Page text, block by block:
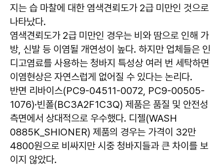
지는 습 마찰에 대한 염색견뢰도가 2급 미만인 것으로
나타났다.
염색견뢰도가 2급 미만인 경우는 비와 땀으로 인해 가
방, 신발 등 이염될 개연성이 높다. 하지만 업체들은 인
디고염료를 사용하는 청바지 특성상 여러 번 세탁하면
이염현상은 자연스럽게 없어질 수 있다는 논리다.
반면 리바이스(PC9-04511-0072, PC9-00505-
1076)·빈폴(BC3A2F1C3Q) 제품은 품질 및 안전성
측면에서 상대적으로 우수했다. 디젤(WASH
0885K_SHIONER) 제품의 경우는 가격이 32만
4800원으로 비싸지만 시중 청바지들과 큰 차이를 보
이지 않았다.